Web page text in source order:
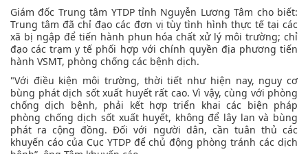
Giám đốc Trung tâm YTDP tỉnh Nguyễn Lương Tâm cho biết:
Trung tâm đã chỉ đạo các đơn vị tùy tình hình thực tế tại các
xã bị ngập để tiến hành phun hóa chất xử lý môi trường; chỉ
đạo các trạm y tế phối hợp với chính quyền địa phương tiến
hành VSMT, phòng chống các bệnh dịch.
"Với điều kiện môi trường, thời tiết như hiện nay, nguy cơ
bùng phát dịch sốt xuất huyết rất cao. Vì vậy, cùng với phòng
chống dịch bệnh, phải kết hợp triển khai các biện pháp
phòng chống dịch sốt xuất huyết, không để lây lan và bùng
phát ra cộng đồng. Đối với người dân, cần tuân thủ các
khuyến cáo của Cục YTDP để chủ động phòng tránh các dịch